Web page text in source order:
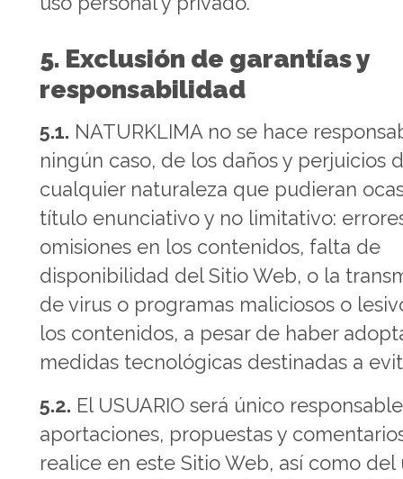
5. Exclusión de garantías y
responsabilidad
5.1. NATURKLIMA no se hace
ningún caso, de los daños y perjuicios
cualquier naturaleza que pudieran
título enunciativo y no limitativo:
omisiones en los contenidos, falta de
disponibilidad del Sitio Web, o la
de virus o programas maliciosos o
los contenidos, a pesar de haber
medidas tecnológicas destinadas a
5.2. El USUARIO será único
aportaciones, propuestas y
realice en este Sitio Web, así como del